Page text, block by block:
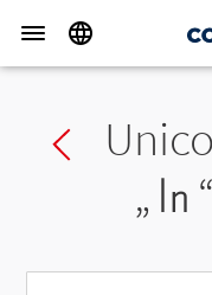
Previous char
„ ㏑